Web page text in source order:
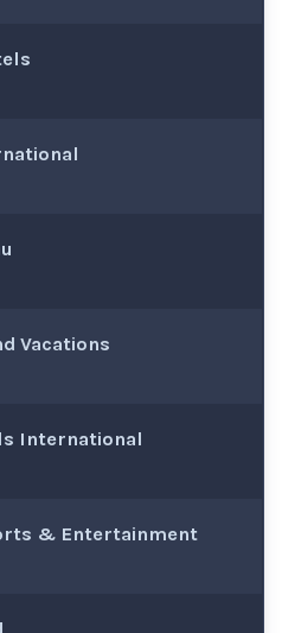
Vacations
International
& Entertainment